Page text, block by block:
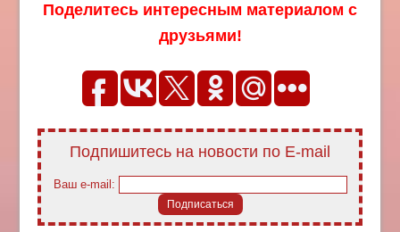
Поделитесь интересным материалом с
друзьями!
Подпишитесь на новости по E-mail
Ваш e-mail: